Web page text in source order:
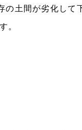
の土間が劣化して
。